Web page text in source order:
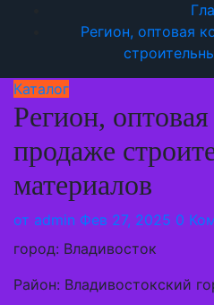
Регион, оптовая
Каталог
Регион,
продаже
материалов
от admin Фев 27, 2025 0
город: Владивосток
Район: Владивостокский